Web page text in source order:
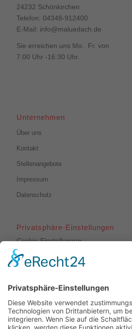
24232 Schönkirchen
Telefon: 04348-912400
E-Mail: info@maluedach.de
Sie erreichen uns Mo. Fr. von
7:00 Uhr -16:30 Uhr.
Unternehmen
Über uns
Kontakt
Stellenangebote
Impressum
Datenschutz
Privatsphäre-Einstellungen
Cookie-Einstellungen
Dachdeckerarbeiten
Bauklempnerei